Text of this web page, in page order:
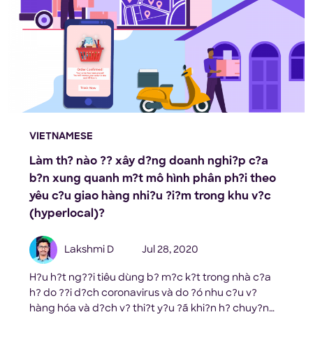
VIETNAMESE
Làm th? nào ?? xây d?ng doanh nghi?p c?a
b?n xung quanh m?t mô hình phân ph?i theo
yêu c?u giao hàng nhi?u ?i?m trong khu v?c
(hyperlocal)?
Lakshmi D Jul 28, 2020
H?u h?t ng??i tiêu dùng b? m?c k?t trong nhà c?a
h? do ??i d?ch coronavirus và do ?ó nhu c?u v?
hàng hóa và d?ch v? thi?t y?u ?ã khi?n h? chuy?n